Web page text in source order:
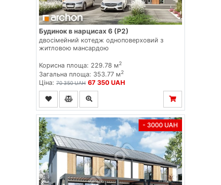
Будинок в нарцисах 6 (Р2)
двосімейний котедж одноповерховий з
житловою мансардою
Корисна площа: 229.78 м2
Загальна площа: 353.77 м2
Ціна: 70 350 UAH 67 350 UAH
- 3000 UAH